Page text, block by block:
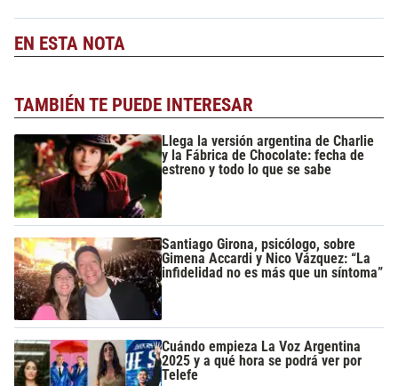
EN ESTA NOTA
TAMBIÉN TE PUEDE INTERESAR
Llega la versión argentina de Charlie
y la Fábrica de Chocolate: fecha de
estreno y todo lo que se sabe
Santiago Girona, psicólogo, sobre
Gimena Accardi y Nico Vázquez: “La
infidelidad no es más que un síntoma”
Cuándo empieza La Voz Argentina
2025 y a qué hora se podrá ver por
Telefe